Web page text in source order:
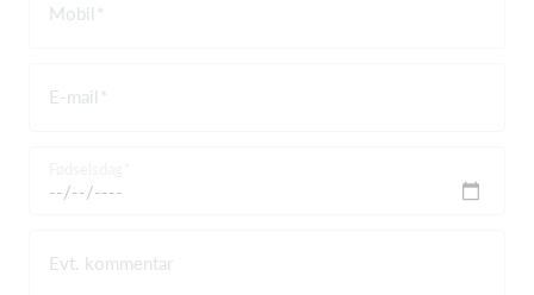
Mobil
E-mail
Evt. kommentar